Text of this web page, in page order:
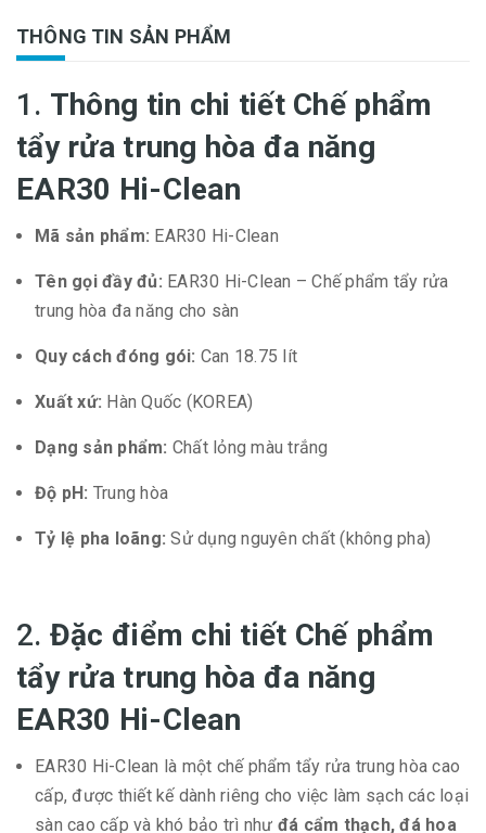
THÔNG TIN SẢN PHẨM
1. Thông tin chi tiết Chế phẩm
tẩy rửa trung hòa đa năng
EAR30 Hi-Clean
Mã sản phẩm: EAR30 Hi-Clean
Tên gọi đầy đủ: EAR30 Hi-Clean – Chế phẩm tẩy rửa
trung hòa đa năng cho sàn
Quy cách đóng gói: Can 18.75 lít
Xuất xứ: Hàn Quốc (KOREA)
Dạng sản phẩm: Chất lỏng màu trắng
Độ pH: Trung hòa
Tỷ lệ pha loãng: Sử dụng nguyên chất (không pha)
2. Đặc điểm chi tiết Chế phẩm
tẩy rửa trung hòa đa năng
EAR30 Hi-Clean
EAR30 Hi-Clean là một chế phẩm tẩy rửa trung hòa cao
cấp, được thiết kế dành riêng cho việc làm sạch các loại
sàn cao cấp và khó bảo trì như đá cẩm thạch, đá hoa